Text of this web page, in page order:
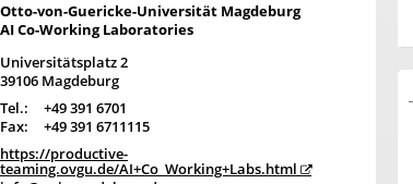
Otto-von-Guericke-Universität Magdeburg
AI Co-Working Laboratories
Universitätsplatz 2
39106 Magdeburg
Tel.:
+49 391 6701
Fax:
+49 391 6711115
https://productive-
teaming.ovgu.de/AI+Co_Working+Labs.html